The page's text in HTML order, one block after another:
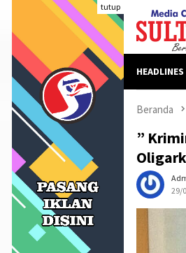
konten
tutup
HEADLINES
Beranda
”
29/